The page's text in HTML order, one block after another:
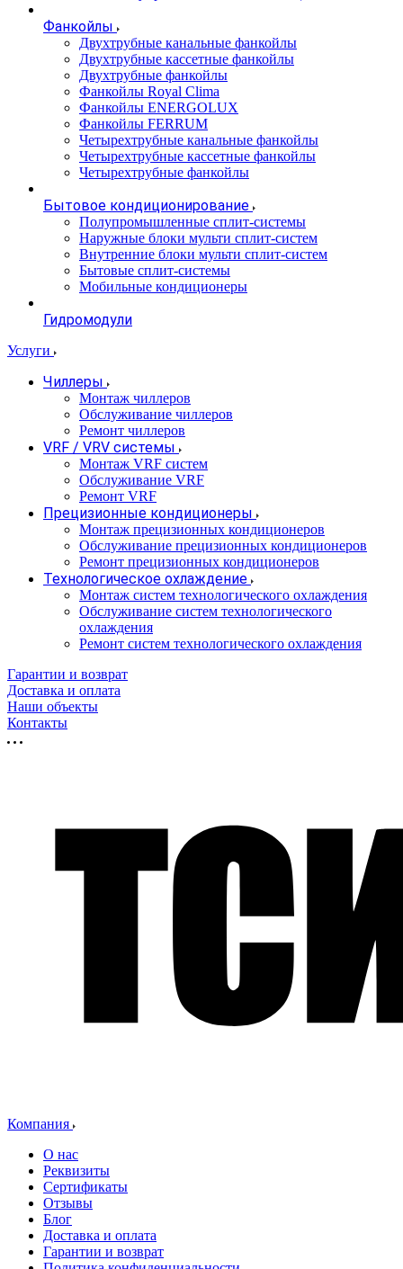
Фанкойлы
Двухтрубные канальные фанкойлы
Двухтрубные кассетные фанкойлы
Двухтрубные фанкойлы
Фанкойлы Royal Clima
Фанкойлы ENERGOLUX
Фанкойлы FERRUM
Четырехтрубные канальные фанкойлы
Четырехтрубные кассетные фанкойлы
Четырехтрубные фанкойлы
Бытовое кондиционирование
Полупромышленные сплит-системы
Наружные блоки мульти сплит-систем
Внутренние блоки мульти сплит-систем
Бытовые сплит-системы
Мобильные кондиционеры
Гидромодули
Услуги
Чиллеры
Монтаж чиллеров
Обслуживание чиллеров
Ремонт чиллеров
VRF / VRV системы
Монтаж VRF систем
Обслуживание VRF
Ремонт VRF
Прецизионные кондиционеры
Монтаж прецизионных кондиционеров
Обслуживание прецизионных кондиционеров
Ремонт прецизионных кондиционеров
Технологическое охлаждение
Монтаж систем технологического охлаждения
Обслуживание систем технологического
охлаждения
Ремонт систем технологического охлаждения
Гарантии и возврат
Доставка и оплата
Наши объекты
Контакты
Компания
О нас
Реквизиты
Сертификаты
Отзывы
Блог
Доставка и оплата
Гарантии и возврат